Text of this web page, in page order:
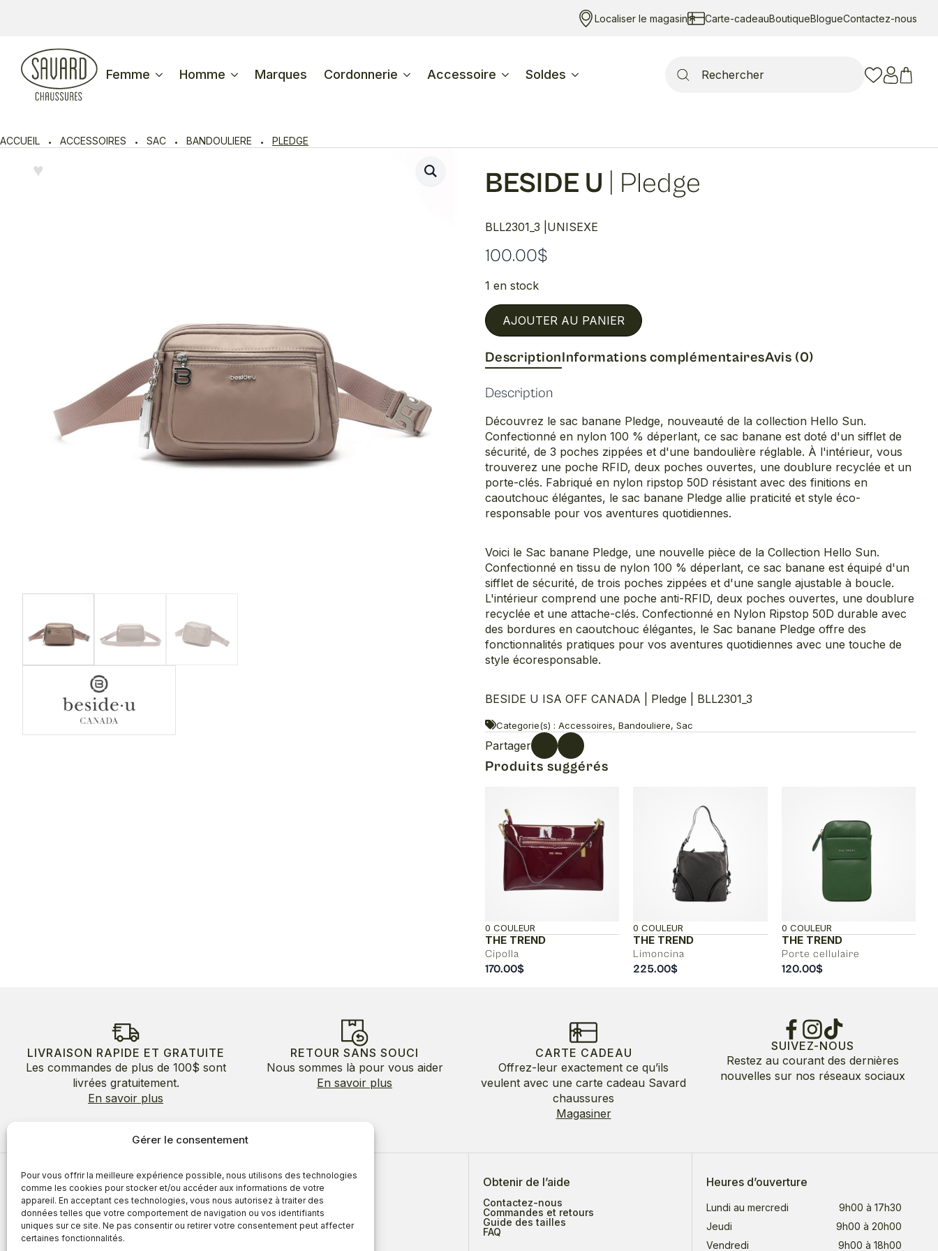
Gérer le consentement
Pour vous offrir la meilleure expérience possible, nous utilisons des technologies
comme les cookies pour stocker et/ou accéder aux informations de votre
appareil. En acceptant ces technologies, vous nous autorisez à traiter des
données telles que votre comportement de navigation ou vos identifiants
uniques sur ce site. Ne pas consentir ou retirer votre consentement peut affecter
certaines fonctionnalités.
Localiser le magasin Carte-cadeauBoutiqueBlogueContactez-nous
Femme Homme Marques Cordonnerie Accessoire Soldes
for:
ACCUEIL ACCESSOIRES SAC BANDOULIERE PLEDGE
♥︎ BESIDE U Pledge
BLL2301_3 | UNISEXE
100.00$
1 en stock
AJOUTER AU PANIER
DescriptionInformations complémentairesAvis (0)
Description
Découvrez le sac banane Pledge, nouveauté de la collection Hello Sun.
Confectionné en nylon 100 % déperlant, ce sac banane est doté d'un sifflet de
sécurité, de 3 poches zippées et d'une bandoulière réglable. À l'intérieur, vous
trouverez une poche RFID, deux poches ouvertes, une doublure recyclée et un
porte-clés. Fabriqué en nylon ripstop 50D résistant avec des finitions en
caoutchouc élégantes, le sac banane Pledge allie praticité et style éco-
responsable pour vos aventures quotidiennes.
Voici le Sac banane Pledge, une nouvelle pièce de la Collection Hello Sun.
Confectionné en tissu de nylon 100 % déperlant, ce sac banane est équipé d'un
sifflet de sécurité, de trois poches zippées et d'une sangle ajustable à boucle.
L'intérieur comprend une poche anti-RFID, deux poches ouvertes, une doublure
recyclée et une attache-clés. Confectionné en Nylon Ripstop 50D durable avec
des bordures en caoutchouc élégantes, le Sac banane Pledge offre des
fonctionnalités pratiques pour vos aventures quotidiennes avec une touche de
style écoresponsable.
BESIDE U ISA OFF CANADA | Pledge | BLL2301_3
Categorie(s) : Accessoires, Bandouliere, Sac
Partager
Produits suggérés
THE TREND
Cipolla
0 COULEUR
170.00$
THE TREND
Limoncina
0 COULEUR
225.00$
THE TREND
Porte cellulaire
0 COULEUR
120.00$
LIVRAISON RAPIDE ET GRATUITE
Les commandes de plus de 100$ sont
livrées gratuitement.
En savoir plus
RETOUR SANS SOUCI
Nous sommes là pour vous aider
En savoir plus
CARTE CADEAU
Offrez-leur exactement ce qu’ils
veulent avec une carte cadeau Savard
chaussures
Magasiner
SUIVEZ-NOUS
Restez au courant des dernières
nouvelles sur nos réseaux sociaux
À propos de nous
À propos
Avantages
Blogue
Témoignages
Obtenir de l’aide
Contactez-nous
Commandes et retours
Guide des tailles
FAQ
Heures d’ouverture
Lundi au mercredi
9h00 à 17h30
Jeudi
9h00 à 20h00
Vendredi
9h00 à 18h00